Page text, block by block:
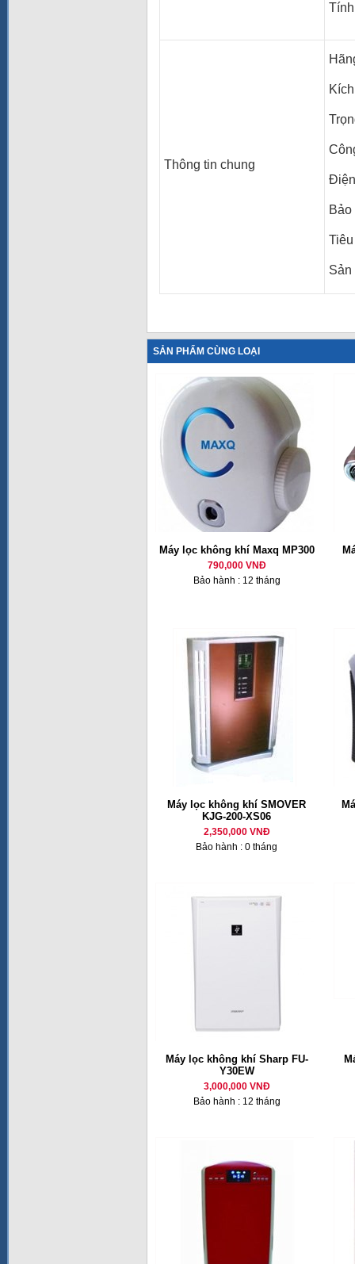
Thông tin chung
Bảo
Sản
SẢN PHẨM CÙNG LOẠI
Máy lọc không khí Maxq MP300
790,000 VNĐ
Bảo hành : 12 tháng
Máy lọc không khí SMOVER
KJG-200-XS06
2,350,000 VNĐ
Bảo hành : 0 tháng
Máy lọc không khí Sharp FU-
Y30EW
3,000,000 VNĐ
Bảo hành : 12 tháng